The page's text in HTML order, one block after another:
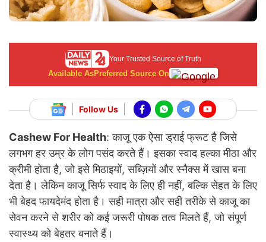
Your Trusted Source of Truth
Available AsPreferred Source On
Follow Us
Cashew For Health: काजू एक ऐसा ड्राई फ्रूट है जिसे
लगभग हर उम्र के लोग पसंद करते हैं। इसका स्वाद हल्का मीठा और
क्रीमी होता है, जो इसे मिठाइयों, सब्ज़ियों और स्नैक्स में खास बना
देता है। लेकिन काजू सिर्फ स्वाद के लिए ही नहीं, बल्कि सेहत के लिए
भी बेहद फायदेमंद होता है। सही मात्रा और सही तरीके से काजू का
सेवन करने से शरीर को कई जरूरी पोषक तत्व मिलते हैं, जो संपूर्ण
स्वास्थ्य को बेहतर बनाते हैं।